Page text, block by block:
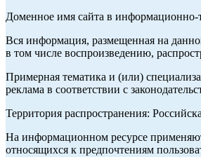
Доменное имя сайта в информационно-
Вся информация, размещенная на
в том числе воспроизведению,
Примерная тематика и (или)
реклама в соответствии с
Территория распространения:
На информационном ресурсе
относящихся к предпочтениям